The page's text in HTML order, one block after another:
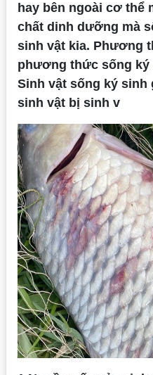
hay bên ngoài cơ thể
chất dinh dưỡng mà
sinh vật kia. Phương
phương thức sống ký
Sinh vật sống ký sinh
sinh vật bị sinh v